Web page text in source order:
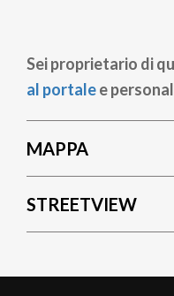
Sei proprietario di
al portalee
MAPPA
STREETVIEW